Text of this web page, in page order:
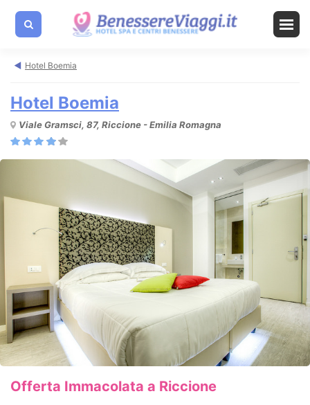
Hotel Boemia
Hotel Boemia
Viale Gramsci, 87, Riccione - Emilia Romagna
Offerta Immacolata a Riccione